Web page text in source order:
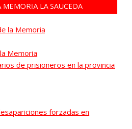
MEMORIA LA SAUCEDA
la Memoria
Memoria
de prisioneros en la provincia
forzadas en